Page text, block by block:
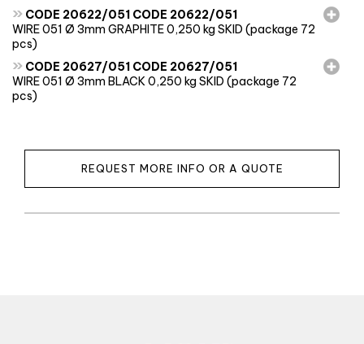
» CODE 20622/051 CODE 20622/051
WIRE 051 Ø 3mm GRAPHITE 0,250 kg SKID (package 72
pcs)
» CODE 20627/051 CODE 20627/051
WIRE 051 Ø 3mm BLACK 0,250 kg SKID (package 72
pcs)
REQUEST MORE INFO OR A QUOTE